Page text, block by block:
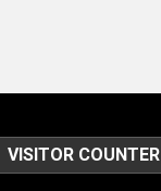
VISITOR COUNTER